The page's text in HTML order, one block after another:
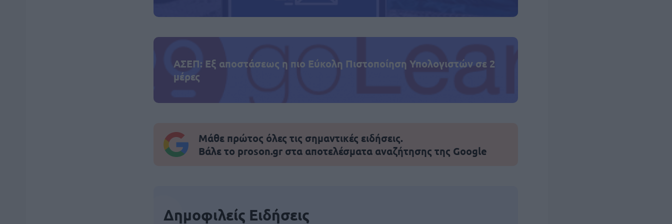
ΑΣΕΠ: Εξ αποστάσεως η πιο Εύκολη Πιστοποίηση Υπολογιστών σε 2
μέρες
Μάθε πρώτος όλες τις σημαντικές ειδήσεις.
Βάλε το proson.gr στα αποτελέσματα αναζήτησης της Google
Δημοφιλείς Ειδήσεις